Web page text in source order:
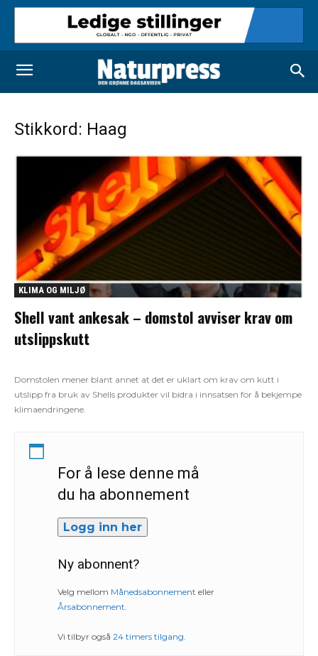
Stikkord: Haag
KLIMA OG MILJØ
Shell vant ankesak – domstol avviser krav om
utslippskutt
Domstolen mener blant annet at det er uklart om krav om kutt i
utslipp fra bruk av Shells produkter vil bidra i innsatsen for å bekjempe
klimaendringene.
For å lese denne må
du ha abonnement
Logg inn her
Ny abonnent?
Velg mellom Månedsabonnement eller
Årsabonnement
Vi tilbyr også 24 timers tilgang